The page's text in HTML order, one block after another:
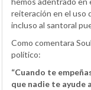
reiteración en el uso
incluso al santoral
Como comentara
político:
“Cuando te
que nadie te ayude